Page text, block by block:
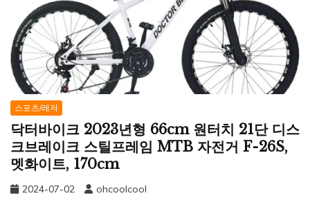
스포츠/레저
닥터바이크 2023년형 66cm 원터치 21단 디스
크브레이크 스틸프레임 MTB 자전거 F-26S,
멧화이트, 170cm
2024-07-02 ohcoolcool